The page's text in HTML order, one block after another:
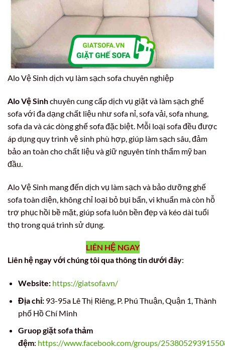
Alo Vệ Sinh dịch vụ làm sạch sofa chuyên nghiệp
Alo Vệ Sinhchuyên cung cấp dịch vụ giặt và làm sạch ghế
sofa với đa dạng chất liệu như sofa nỉ, sofa vải, sofa nhung,
sofa da và các dòng ghế sofa đặc biệt. Mỗi loại sofa đều được
áp dụng quy trình vệ sinh phù hợp, giúp làm sạch sâu, đảm
bảo an toàn cho chất liệu và giữ nguyên tính thẩm mỹ ban
đầu.
Alo Vệ Sinh mang đến dịch vụ làm sạch và bảo dưỡng ghế
sofa toàn diện, không chỉ loại bỏ bụi bẩn, vi khuẩn mà còn hỗ
trợ phục hồi bề mặt, giúp sofa luôn bền đẹp và kéo dài tuổi
thọ trong quá trình sử dụng.
LIÊN HỆ NGAY
Liên hệ ngay với chúng tôi qua thông tin dưới đây:
Website: https://giatsofa.vn/
Địa chỉ:93-95a Lê Thị Riêng, P. Phú Thuận, Quận 1, Thành
phố Hồ Chí Minh
Gruop giặt sofa thảm
đệm: https://www.facebook.com/groups/